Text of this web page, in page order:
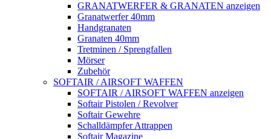
GRANATWERFER & GRANATEN anzeigen
Granatwerfer 40mm
Handgranaten
Granaten 40mm
Tretminen / Sprengfallen
Mörser
Zubehör
SOFTAIR / AIRSOFT WAFFEN
SOFTAIR / AIRSOFT WAFFEN anzeigen
Softair Pistolen / Revolver
Softair Gewehre
Schalldämpfer Attrappen
Softair Magazine